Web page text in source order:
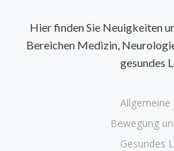
Hier finden Sie Neuigkeiten
Bereichen Medizin,
gesundes
Allgemeine
Bewegung
Gesundes